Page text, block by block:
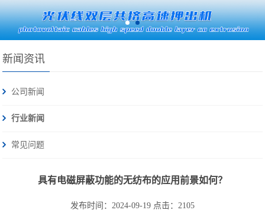
新闻资讯
公司新闻
行业新闻
常见问题
具有电磁屏蔽功能的无纺布的应用前景如何？
发布时间：2024-09-19 点击：2105